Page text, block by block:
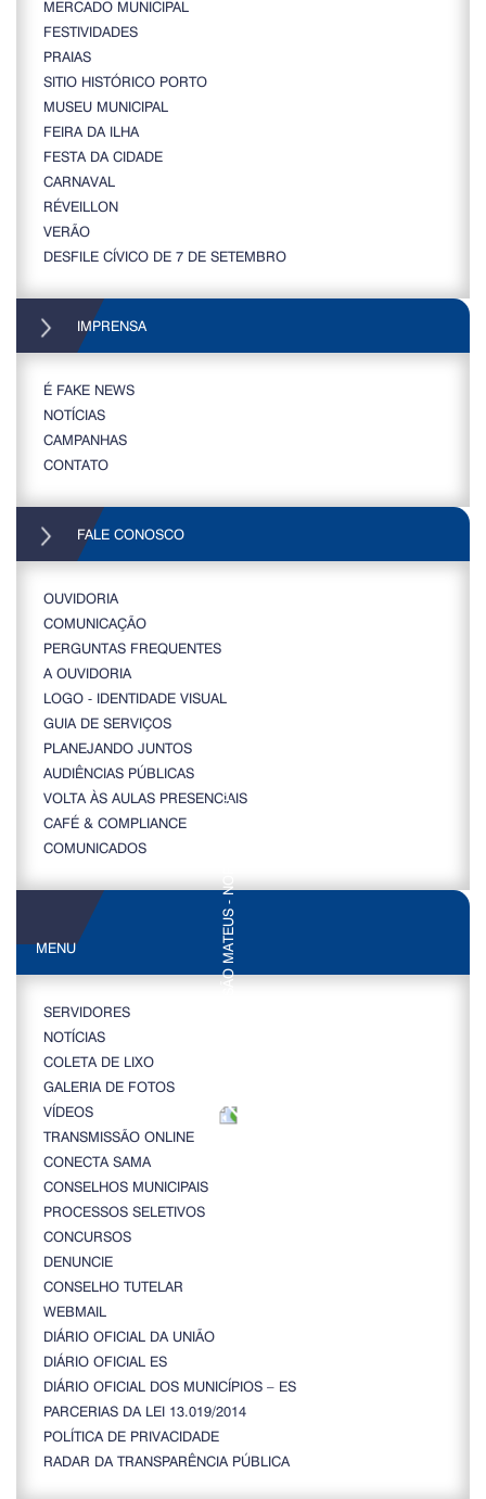
MERCADO MUNICIPAL
FESTIVIDADES
PRAIAS
SITIO HISTÓRICO PORTO
MUSEU MUNICIPAL
FEIRA DA ILHA
FESTA DA CIDADE
CARNAVAL
RÉVEILLON
VERÃO
DESFILE CÍVICO DE 7 DE SETEMBRO
IMPRENSA
É FAKE NEWS
NOTÍCIAS
CAMPANHAS
CONTATO
FALE CONOSCO
OUVIDORIA
COMUNICAÇÃO
PERGUNTAS FREQUENTES
A OUVIDORIA
LOGO - IDENTIDADE VISUAL
GUIA DE SERVIÇOS
PLANEJANDO JUNTOS
AUDIÊNCIAS PÚBLICAS
VOLTA ÀS AULAS PRESENCIAIS
CAFÉ & COMPLIANCE
COMUNICADOS
MENU
SERVIDORES
NOTÍCIAS
COLETA DE LIXO
GALERIA DE FOTOS
VÍDEOS
TRANSMISSÃO ONLINE
CONECTA SAMA
CONSELHOS MUNICIPAIS
PROCESSOS SELETIVOS
CONCURSOS
DENUNCIE
CONSELHO TUTELAR
WEBMAIL
DIÁRIO OFICIAL DA UNIÃO
DIÁRIO OFICIAL ES
DIÁRIO OFICIAL DOS MUNICÍPIOS – ES
PARCERIAS DA LEI 13.019/2014
POLÍTICA DE PRIVACIDADE
RADAR DA TRANSPARÊNCIA PÚBLICA